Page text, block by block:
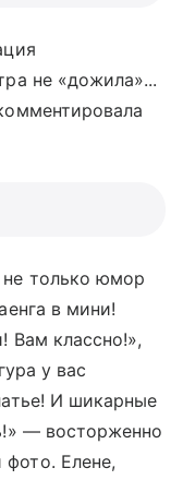
не «дожила»...
только юмор
в мини!
Вам классно!»,
у вас
И шикарные
— восторженно
Елене,